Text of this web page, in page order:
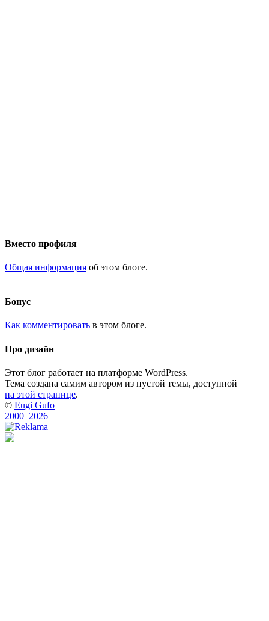
Вместо профиля
Общая информация об этом блоге.
Бонус
Как комментировать в этом блоге.
Про дизайн
Этот блог работает на платформе WordPress.
Тема создана самим автором из пустой темы, доступной
на этой странице.
© Eugi Gufo
2000–2026